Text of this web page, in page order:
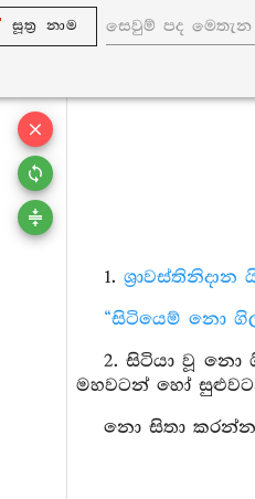
සූත්‍ර නාම
1. ශ්‍රාවස්තිනිදාන
“සිටියෙම් නො
2. සිටියා වූ
මහවටන් හෝ
නො සිතා